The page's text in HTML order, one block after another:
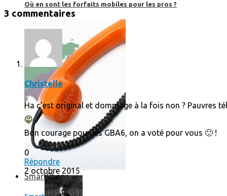
Où en sont les forfaits mobiles pour les pros ?
SmartPhone
3 commentaires
Christelle
Ha c’est original et dommage à la fois non ? Pauvres
😉
Bon courage pour les GBA6, on a voté pour vous 🙂 !
0
Répondre
2 octobre 2015